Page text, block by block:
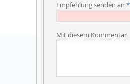
Empfehlung senden an *
Mit diesem Kommentar